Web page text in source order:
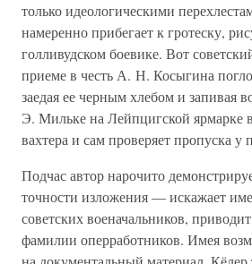
только идеологическими
намеренно прибегает к гротеску,
голливудском боевике. Вот
приеме в честь А. Н. Косыгина
заедая ее черным хлебом и запивая
Э. Мильке на Лейпцигской ярмарке
вахтера и сам проверяет пропуска у
Подчас автор нарочито
точности изложения — искажает
советских военачальников,
фамилии оперработников. Имея